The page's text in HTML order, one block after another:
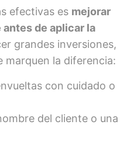
efectivas es mejorar
de aplicar la
grandes inversiones,
marquen la diferencia:
con cuidado o
del cliente o una